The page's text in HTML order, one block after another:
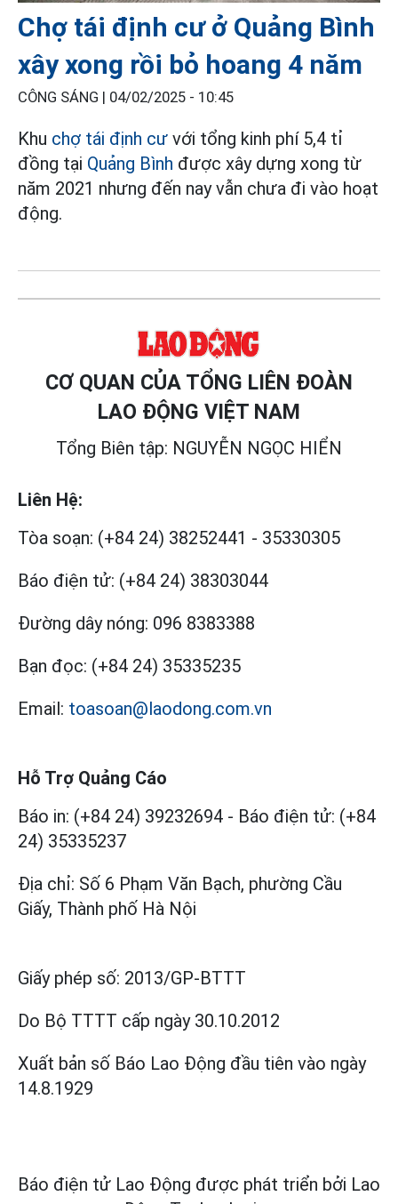
Chợ tái định cư ở Quảng Bình
xây xong rồi bỏ hoang 4 năm
CÔNG SÁNG | 04/02/2025 - 10:45
Khu chợ tái định cư với tổng kinh phí 5,4 tỉ
đồng tại Quảng Bình được xây dựng xong từ
năm 2021 nhưng đến nay vẫn chưa đi vào hoạt
động.
CƠ QUAN CỦA TỔNG LIÊN ĐOÀN
LAO ĐỘNG VIỆT NAM
Tổng Biên tập: NGUYỄN NGỌC HIỂN
Liên Hệ:
Tòa soạn: (+84 24) 38252441 - 35330305
Báo điện tử: (+84 24) 38303044
Đường dây nóng: 096 8383388
Bạn đọc: (+84 24) 35335235
Email: toasoan@laodong.com.vn
Hỗ Trợ Quảng Cáo
Báo in: (+84 24) 39232694 - Báo điện tử: (+84
24) 35335237
Địa chỉ: Số 6 Phạm Văn Bạch, phường Cầu
Giấy, Thành phố Hà Nội
Giấy phép số: 2013/GP-BTTT
Do Bộ TTTT cấp ngày 30.10.2012
Xuất bản số Báo Lao Động đầu tiên vào ngày
14.8.1929
Báo điện tử Lao Động được phát triển bởi Lao